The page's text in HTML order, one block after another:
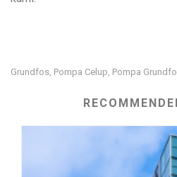
Grundfos, Pompa Celup, Pompa